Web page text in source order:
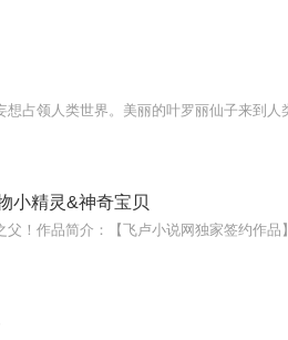
小精灵&神奇宝贝